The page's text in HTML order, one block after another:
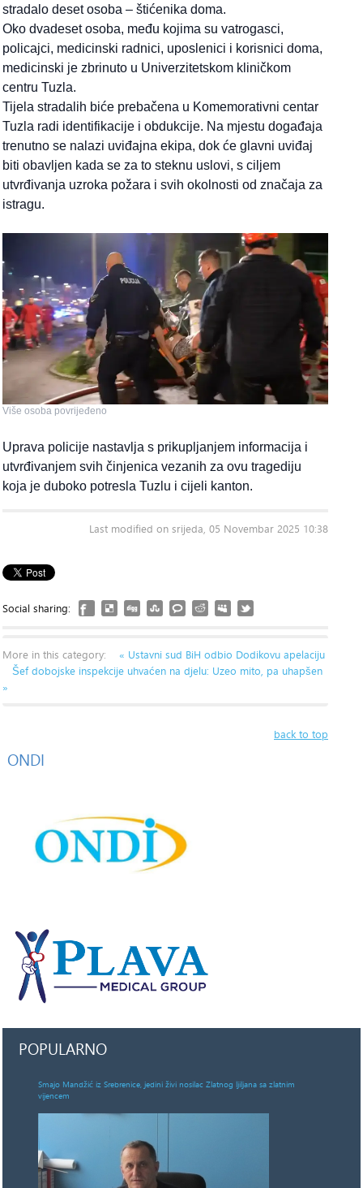
stradalo deset osoba – štićenika doma.
Oko dvadeset osoba, među kojima su vatrogasci,
policajci, medicinski radnici, uposlenici i korisnici doma,
medicinski je zbrinuto u Univerzitetskom kliničkom
centru Tuzla.
Tijela stradalih biće prebačena u Komemorativni centar
Tuzla radi identifikacije i obdukcije. Na mjestu događaja
trenutno se nalazi uviđajna ekipa, dok će glavni uviđaj
biti obavljen kada se za to steknu uslovi, s ciljem
utvrđivanja uzroka požara i svih okolnosti od značaja za
istragu.
Više osoba povrijeđeno
Uprava policije nastavlja s prikupljanjem informacija i
utvrđivanjem svih činjenica vezanih za ovu tragediju
koja je duboko potresla Tuzlu i cijeli kanton.
Last modified on srijeda, 05 Novembar 2025 10:38
Social sharing:
More in this category:
« Ustavni sud BiH odbio Dodikovu apelaciju
Šef dobojske inspekcije uhvaćen na djelu: Uzeo mito, pa uhapšen
»
back to top
ONDI
POPULARNO
Smajo Mandžić iz Srebrenice, jedini živi nosilac Zlatnog ljiljana sa zlatnim
vijencem